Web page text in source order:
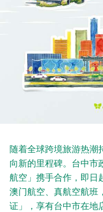
随着全球跨境旅游热潮
向新的里程碑。台中市
航空」携手合作，即日
澳门航空、真航空航班
证」，享有台中市在地